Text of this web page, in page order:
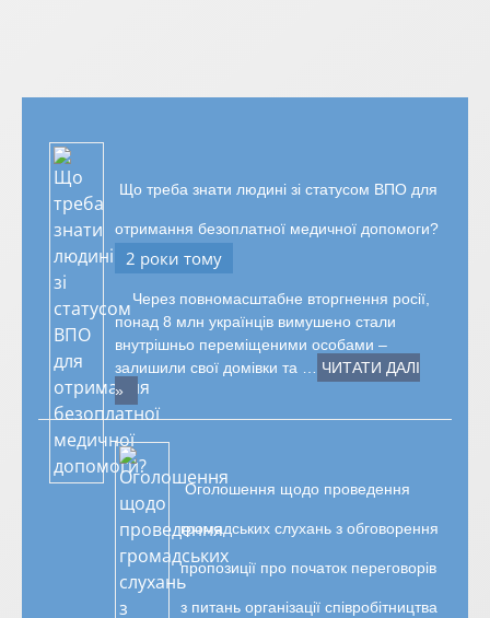
Що треба знати людині зі статусом ВПО для
отримання безоплатної медичної допомоги?
2 роки тому
Через повномасштабне вторгнення росії,
понад 8 млн українців вимушено стали
внутрішньо переміщеними особами –
залишили свої домівки та … ЧИТАТИ ДАЛІ
»
Оголошення щодо проведення
громадських слухань з обговорення
пропозиції про початок переговорів
з питань організації співробітництва